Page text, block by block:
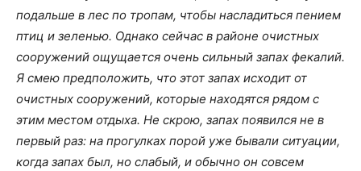
подальше в лес по тропам, чтобы насладиться пением
птиц и зеленью. Однако сейчас в районе очистных
сооружений ощущается очень сильный запах фекалий.
Я смею предположить, что этот запах исходит от
очистных сооружений, которые находятся рядом с
этим местом отдыха. Не скрою, запах появился не в
первый раз: на прогулках порой уже бывали ситуации,
когда запах был, но слабый, и обычно он совсем